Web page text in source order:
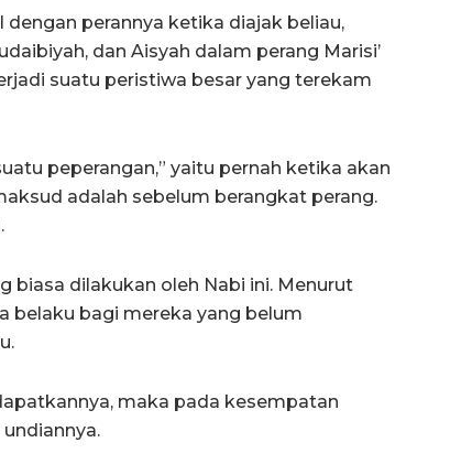
perannya ketika diajak beliau,
dan Aisyah dalam perang Marisi’
suatu peristiwa besar yang terekam
peperangan,” yaitu pernah ketika akan
adalah sebelum berangkat perang.
biasa dilakukan oleh Nabi ini. Menurut
belaku bagi mereka yang belum
maka pada kesempatan